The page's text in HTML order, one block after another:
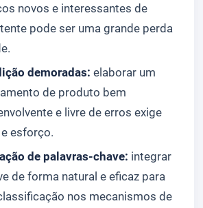
novos e interessantes de
pode ser uma grande perda
demoradas: elaborar um
de produto bem
e livre de erros exige
esforço.
de palavras-chave: integrar
de forma natural e eficaz para
nos mecanismos de